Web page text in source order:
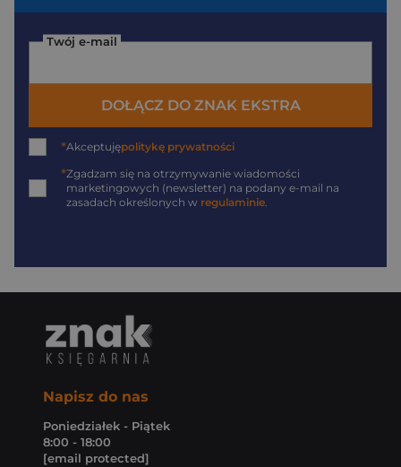
Twój e-mail
DOŁĄCZ DO ZNAK EKSTRA
*Akceptujępolitykę prywatności
*Zgadzam się na otrzymywanie wiadomości
marketingowych (newsletter) na podany e-mail na
zasadach określonych w regulaminie
Napisz do nas
Poniedziałek - Piątek
8:00 - 18:00
[email protected]